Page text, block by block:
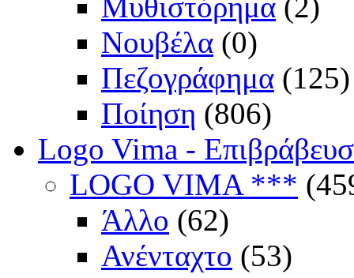
Μυθιστόρημα (2)
Νουβέλα (0)
Πεζογράφημα (125)
Ποίηση (806)
Logo Vima -
LOGO VIMA ***
Άλλο (62)
Ανένταχτο (53)